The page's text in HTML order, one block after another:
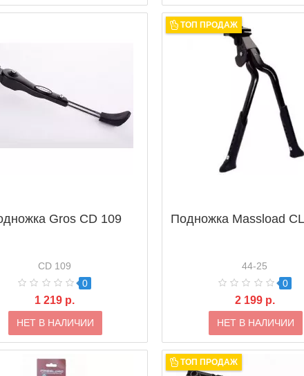
Gros CD 109
CD 109
0
1 219 р.
НЕТ В НАЛИЧИИ
ТОП ПРОДАЖ
Подножка Massload
44-25
0
2 199 р.
НЕТ В НАЛИЧИИ
ТОП ПРОДАЖ